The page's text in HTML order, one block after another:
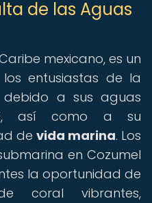
de las Aguas
mexicano, es un
entusiastas de la
a sus aguas
así como a su
de vida marina. Los
en Cozumel
la oportunidad de
coral vibrantes,